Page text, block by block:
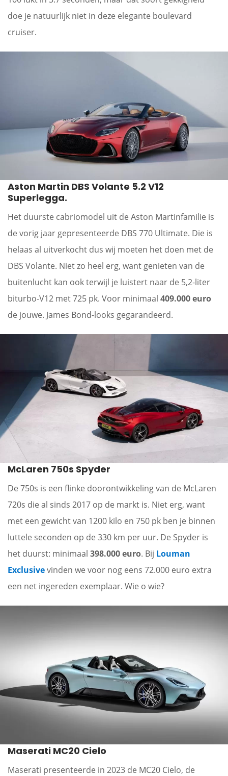
doe je natuurlijk niet in deze elegante boulevard
cruiser.
Aston Martin DBS Volante 5.2 V12
Superlegga.
Het duurste cabriomodel uit de Aston Martinfamilie is
de vorig jaar gepresenteerde DBS 770 Ultimate. Die is
helaas al uitverkocht dus wij moeten het doen met de
DBS Volante. Niet zo heel erg, want genieten van de
buitenlucht kan ook terwijl je luistert naar de 5,2-liter
biturbo-V12 met 725 pk. Voor minimaal 409.000 euro
de jouwe. James Bond-looks gegarandeerd.
McLaren 750s Spyder
De 750s is een flinke doorontwikkeling van de McLaren
720s die al sinds 2017 op de markt is. Niet erg, want
met een gewicht van 1200 kilo en 750 pk ben je binnen
luttele seconden op de 330 km per uur. De Spyder is
het duurst: minimaal 398.000 euro. Bij Louman
Exclusivevinden we voor nog eens 72.000 euro extra
een net ingereden exemplaar. Wie o wie?
Maserati MC20 Cielo
Maserati presenteerde in 2023 de MC20 Cielo, de